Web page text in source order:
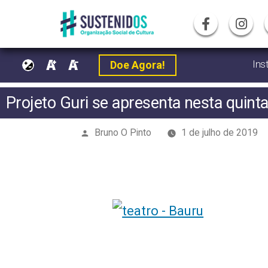
Pular
para
Doe Agora!
>Projeto Guri se apresenta nesta quinta-
Projeto Guri se apresenta nesta
Publicado
Bruno O Pinto 1 de julho de 2019